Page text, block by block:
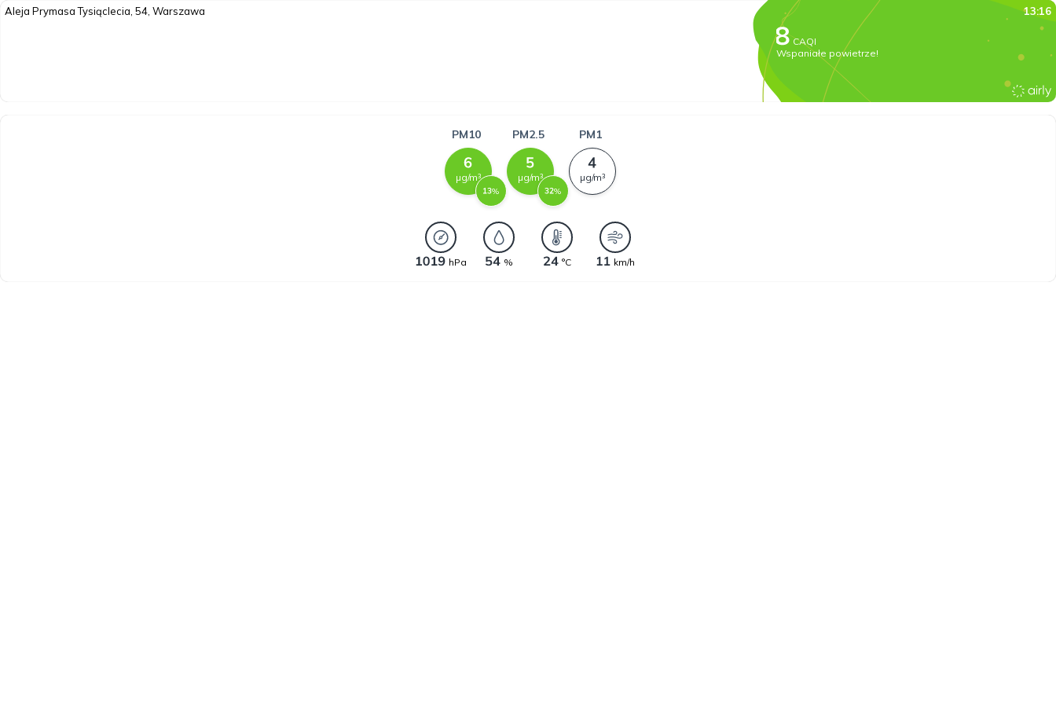
Aleja Prymasa Tysiąclecia, 54, Warszawa 13:16
CAQI
Wspaniałe powietrze!
PM10
µg/m³
%
PM2.5
µg/m³
%
PM1
µg/m³
hPa % °C km/h